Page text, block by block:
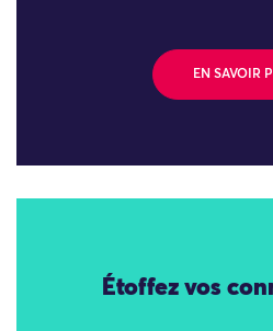
EN SAVOIR
Étoffez vos